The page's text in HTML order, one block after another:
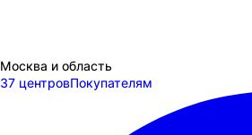
Москва и область
37 центровПокупателям